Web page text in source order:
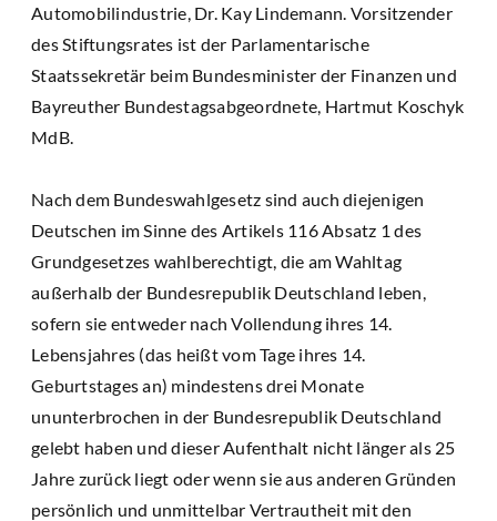
Automobilindustrie, Dr. Kay Lindemann. Vorsitzender
des Stiftungsrates ist der Parlamentarische
Staatssekretär beim Bundesminister der Finanzen und
Bayreuther Bundestagsabgeordnete, Hartmut Koschyk
MdB.
Nach dem Bundeswahlgesetz sind auch diejenigen
Deutschen im Sinne des Artikels 116 Absatz 1 des
Grundgesetzes wahlberechtigt, die am Wahltag
außerhalb der Bundesrepublik Deutschland leben,
sofern sie entweder nach Vollendung ihres 14.
Lebensjahres (das heißt vom Tage ihres 14.
Geburtstages an) mindestens drei Monate
ununterbrochen in der Bundesrepublik Deutschland
gelebt haben und dieser Aufenthalt nicht länger als 25
Jahre zurück liegt oder wenn sie aus anderen Gründen
persönlich und unmittelbar Vertrautheit mit den